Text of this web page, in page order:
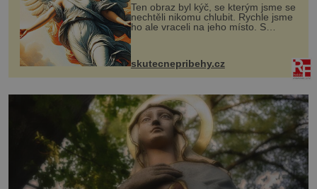
Ten obraz byl kýč, se kterým jsme se
nechtěli nikomu chlubit. Rychle jsme
ho ale vraceli na jeho místo. S
manželem Vaškem jsme si pořídili
chaloupku, takový domek na severu
Čech, kde jsme si naplánova...
skutecnepribehy.cz